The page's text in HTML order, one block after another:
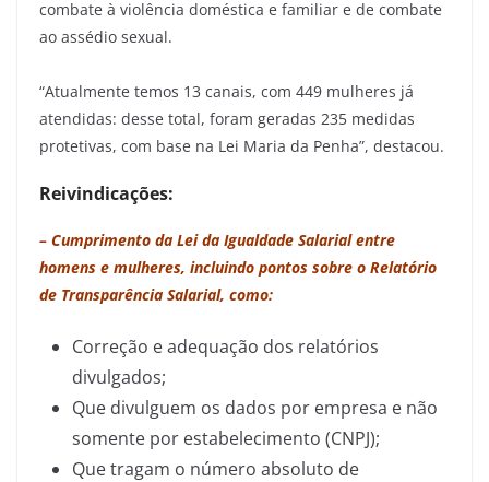
combate à violência doméstica e familiar e de combate
ao assédio sexual.
“Atualmente temos 13 canais, com 449 mulheres já
atendidas: desse total, foram geradas 235 medidas
protetivas, com base na Lei Maria da Penha”, destacou.
Reivindicações:
– Cumprimento da Lei da Igualdade Salarial entre
homens e mulheres, incluindo pontos sobre o Relatório
de Transparência Salarial, como:
Correção e adequação dos relatórios
divulgados;
Que divulguem os dados por empresa e não
somente por estabelecimento (CNPJ);
Que tragam o número absoluto de